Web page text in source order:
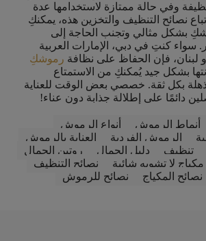
وفي حالة ممتازة لاستخدامها عدة
نصائح التنظيف والتخزين هذه، يمكنكِ
بشكل مثالي وتجنب الحاجة إلى
سواء كنتِ في دبي، الإمارات العربية
رموشكِ
بشكل جيد يُمكنكِ من الاستمتاع
بكل ثقة. خصصي بعض الوقت للعناية
دائمًا على إطلالة جذابة دون عناء!
أنماط الرموش
أنواع الرموش
الرموش الفردية
العناية بالرموش
تنظيف دليل الجمال
روتين الجمال
مكياج لا تشوبه شائبة
نصائح التنظيف
نصائح المكياج نصائح للرموش